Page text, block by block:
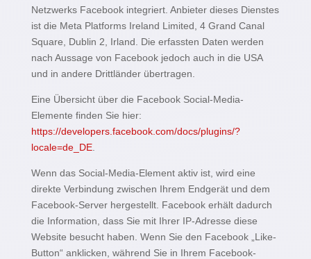
Netzwerks Facebook integriert. Anbieter dieses Dienstes
ist die Meta Platforms Ireland Limited, 4 Grand Canal
Square, Dublin 2, Irland. Die erfassten Daten werden
nach Aussage von Facebook jedoch auch in die USA
und in andere Drittländer übertragen.
Eine Übersicht über die Facebook Social-Media-
Elemente finden Sie hier:
https://developers.facebook.com/docs/plugins/?
locale=de_DE.
Wenn das Social-Media-Element aktiv ist, wird eine
direkte Verbindung zwischen Ihrem Endgerät und dem
Facebook-Server hergestellt. Facebook erhält dadurch
die Information, dass Sie mit Ihrer IP-Adresse diese
Website besucht haben. Wenn Sie den Facebook „Like-
Button“ anklicken, während Sie in Ihrem Facebook-